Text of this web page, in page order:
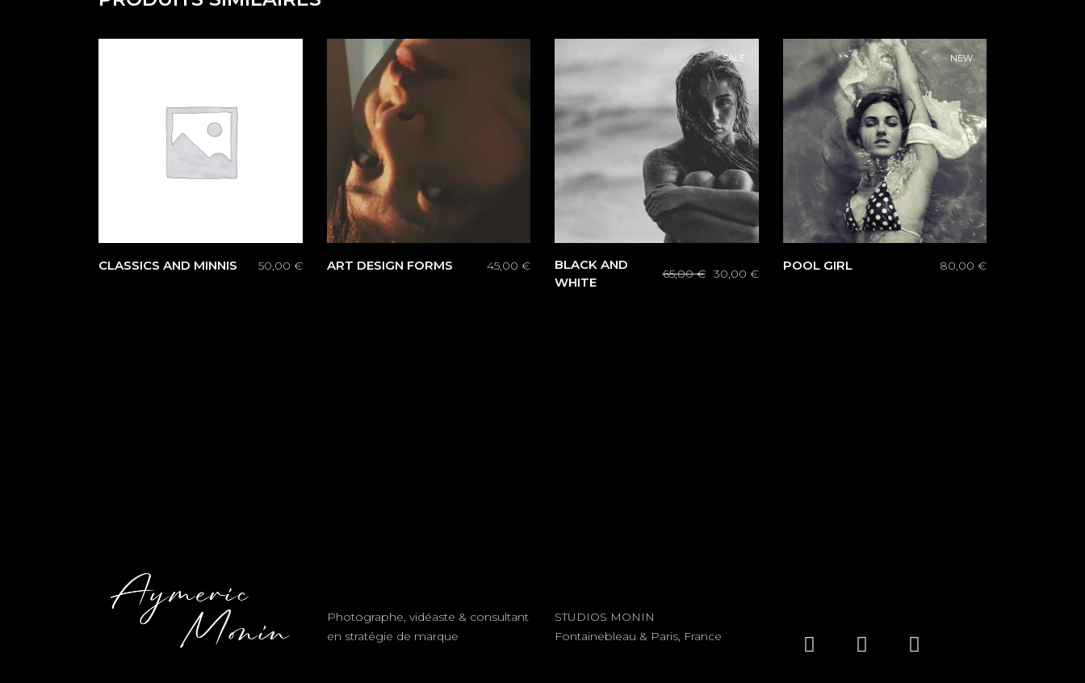
CLASSICS AND MINNIS 50,00 € ART DESIGN FORMS 45,00 €
SALE
BLACK AND
WHITE
65,00€
Le 30,00 €
Le
NEW
POOL GIRL 80,00 €
Photographe, vidéaste & consultant
en stratégie de marque
STUDIOS MONIN
Fontainebleau & Paris, France